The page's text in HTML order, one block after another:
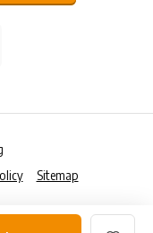
Sitemap